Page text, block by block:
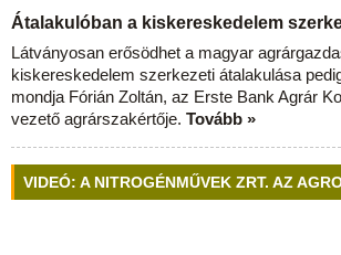
Átalakulóban a kiskereskedelem
Látványosan erősödhet a magyar
kiskereskedelem szerkezeti átalakulása
mondja Fórián Zoltán, az Erste Bank Agrár
vezető agrárszakértője. Tovább »
VIDEÓ: A NITROGÉNMŰVEK ZRT. AZ